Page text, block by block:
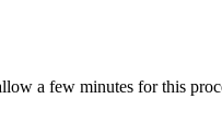
a few minutes for this